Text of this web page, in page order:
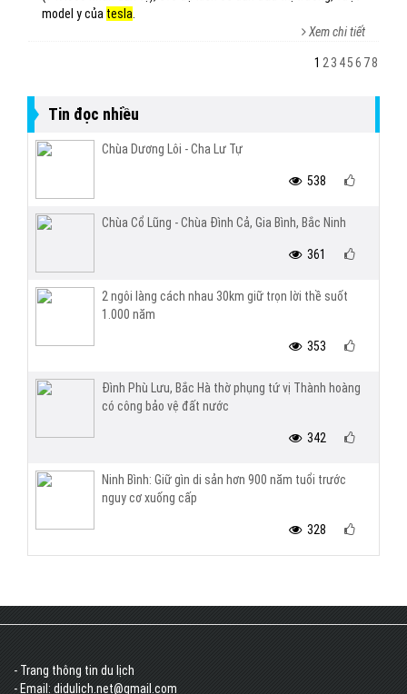
model y của tesla
Xem chi tiết
1 2 3 456 78
Tin đọc nhiều
Chùa Dương Lôi - Cha Lư Tự
538
Chùa Cổ Lũng - Chùa Đình Cả, Gia Bình, Bắc Ninh
361
2 ngôi làng cách nhau 30km giữ trọn lời thề suốt
1.000 năm
353
Đình Phù Lưu, Bắc Hà thờ phụng tứ vị Thành hoàng
có công bảo vệ đất nước
342
Ninh Bình: Giữ gìn di sản hơn 900 năm tuổi trước
nguy cơ xuống cấp
328
- Trang thông tin du lịch
- Email: didulich.net@gmail.com